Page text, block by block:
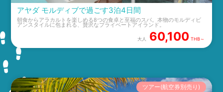
アヤダ モルディブで過ごす3泊4日間
朝食からアラカルトを楽しめる8つの食卓と至福のスパ。本物のモルディビ
アンスタイルに包まれる、贅沢なプライベートアイランド。
大人 60,100 THB～
ツアー(航空券別売り)